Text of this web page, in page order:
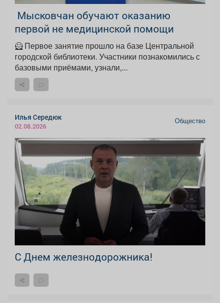
Мысковчан обучают оказанию
первой не медицинской помощи
🦸 Первое занятие прошло на базе Центральной
городской библиотеки. Участники познакомились с
базовыми приёмами, узнали,...
Илья Середюк
02.08.2026
Общество
С Днем железнодорожника!